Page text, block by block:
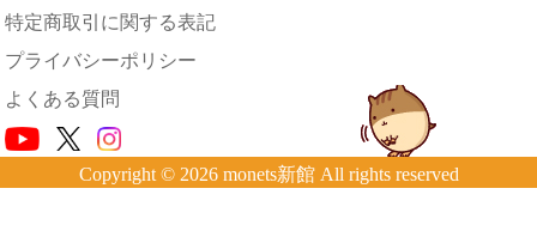
特定商取引に関する表記
プライバシーポリシー
よくある質問
Copyright © 2026 monets新館 All rights reserved